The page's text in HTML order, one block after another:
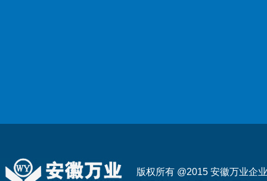
版权所有 @2015 安徽万业企